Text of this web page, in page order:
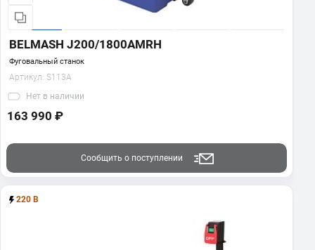
BELMASH J200/1800AMRH
Фуговальный станок
Артикул: S113A
Нет в наличии
163 990 ₽
Сообщить о поступлении
220 В